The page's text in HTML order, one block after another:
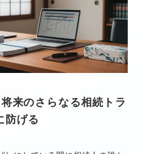
来のさらなる相続トラ
防げる